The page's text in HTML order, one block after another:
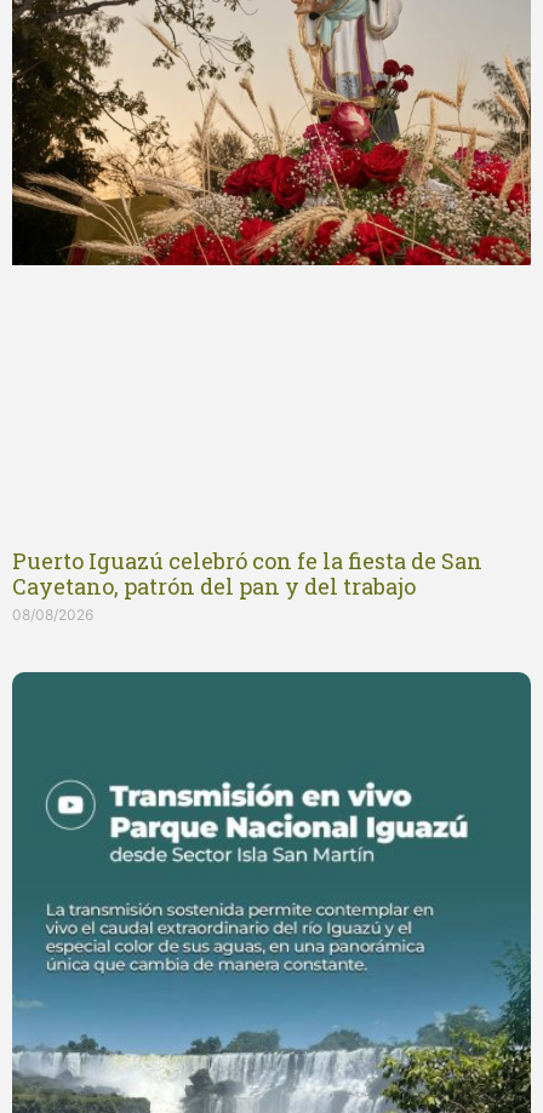
Puerto Iguazú celebró con fe la fiesta de San
Cayetano, patrón del pan y del trabajo
08/08/2026